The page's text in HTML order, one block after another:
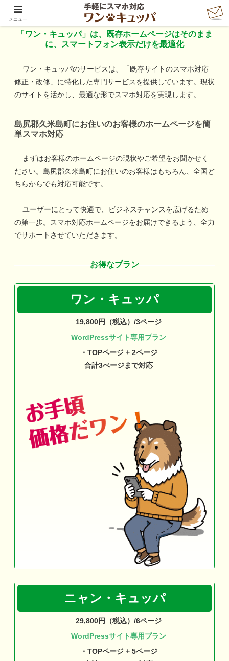
「ワン・キュッパ」で手軽にスマホ対応
「ワン・キュッパ」は、既存ホームページはそのまま
に、スマートフォン表示だけを最適化
ワン・キュッパのサービスは、「既存サイトのスマホ対応
修正・改修」に特化した専門サービスを提供しています。現状
のサイトを活かし、最適な形でスマホ対応を実現します。
島尻郡久米島町にお住いのお客様のホームページを簡
単スマホ対応
まずはお客様のホームページの現状やご希望をお聞かせく
ださい。 島尻郡久米島町にお住いのお客様はもちろん、全国ど
ちらからでも対応可能です。
ユーザーにとって快適で、ビジネスチャンスを広げるため
の第一歩。スマホ対応ホームページをお届けできるよう、全力
でサポートさせていただきます。
お得なプラン
ワン・キュッパ
19,800円（税込）/3ページ
WordPressサイト専用プラン
・TOPページ + 2ページ
合計3ぺージまで対応
ニャン・キュッパ
29,800円（税込）/6ページ
WordPressサイト専用プラン
・TOPページ + 5ページ
メニュー